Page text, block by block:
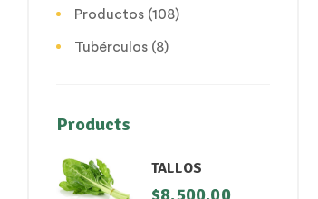
Productos (108)
Tubérculos (8)
Products
TALLOS